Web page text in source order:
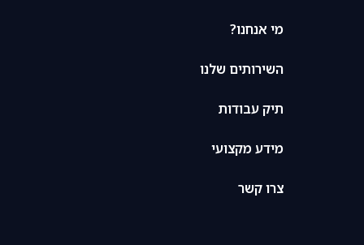
מי אנחנו?
השירותים שלנו
תיק עבודות
מידע מקצועי
צרו קשר